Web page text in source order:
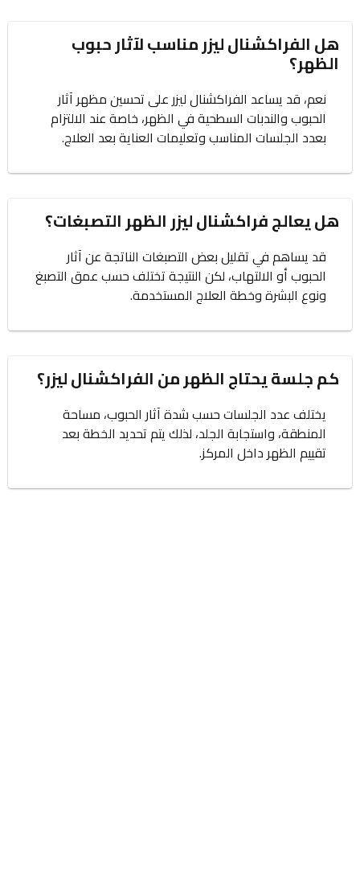
هل الفراكشنال ليزر مناسب لآثار حبوب
الظهر؟
نعم، قد يساعد الفراكشنال ليزر على تحسين مظهر آثار
الحبوب والندبات السطحية في الظهر، خاصة عند الالتزام
بعدد الجلسات المناسب وتعليمات العناية بعد العلاج.
هل يعالج فراكشنال ليزر الظهر التصبغات؟
قد يساهم في تقليل بعض التصبغات الناتجة عن آثار
الحبوب أو الالتهاب، لكن النتيجة تختلف حسب عمق التصبغ
ونوع البشرة وخطة العلاج المستخدمة.
كم جلسة يحتاج الظهر من الفراكشنال ليزر؟
يختلف عدد الجلسات حسب شدة آثار الحبوب، مساحة
المنطقة، واستجابة الجلد، لذلك يتم تحديد الخطة بعد
تقييم الظهر داخل المركز.